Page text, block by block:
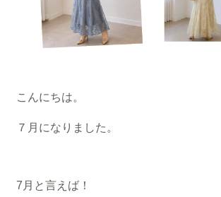
こんにちは。
７月になりました。
7月と言えば！